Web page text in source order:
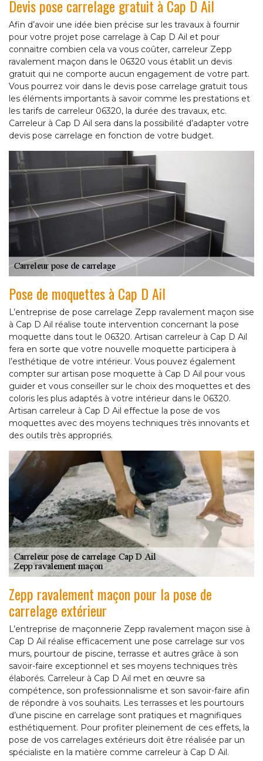
Devis pose carrelage gratuit à Cap D Ail
Afin d’avoir une idée bien précise sur les travaux à fournir
pour votre projet pose carrelage à Cap D Ail et pour
connaitre combien cela va vous coûter, carreleur Zepp
ravalement maçon dans le 06320 vous établit un devis
gratuit qui ne comporte aucun engagement de votre part.
Vous pourrez voir dans le devis pose carrelage gratuit tous
les éléments importants à savoir comme les prestations et
les tarifs de carreleur 06320, la durée des travaux, etc.
Carreleur à Cap D Ail sera dans la possibilité d’adapter votre
devis pose carrelage en fonction de votre budget.
Pose de moquettes à Cap D Ail
L’entreprise de pose carrelage Zepp ravalement maçon sise
à Cap D Ail réalise toute intervention concernant la pose
moquette dans tout le 06320. Artisan carreleur à Cap D Ail
fera en sorte que votre nouvelle moquette participera à
l’esthétique de votre intérieur. Vous pouvez également
compter sur artisan pose moquette à Cap D Ail pour vous
guider et vous conseiller sur le choix des moquettes et des
coloris les plus adaptés à votre intérieur dans le 06320.
Artisan carreleur à Cap D Ail effectue la pose de vos
moquettes avec des moyens techniques très innovants et
des outils très appropriés.
Zepp ravalement maçon pour la pose de
carrelage extérieur
L’entreprise de maçonnerie Zepp ravalement maçon sise à
Cap D Ail réalise efficacement une pose carrelage sur vos
murs, pourtour de piscine, terrasse et autres grâce à son
savoir-faire exceptionnel et ses moyens techniques très
élaborés. Carreleur à Cap D Ail met en œuvre sa
compétence, son professionnalisme et son savoir-faire afin
de répondre à vos souhaits. Les terrasses et les pourtours
d’une piscine en carrelage sont pratiques et magnifiques
esthétiquement. Pour profiter pleinement de ces effets, la
pose de vos carrelages extérieurs doit être réalisée par un
spécialiste en la matière comme carreleur à Cap D Ail.